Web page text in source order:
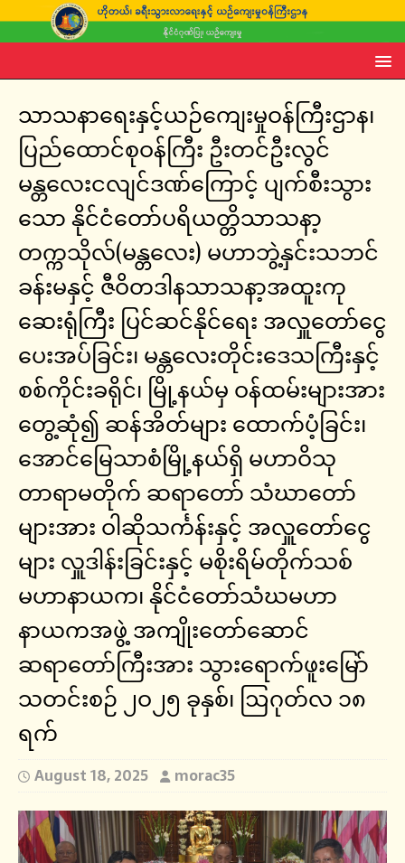
သာသနာရေးနှင့်ယဉ်ကျေးမှုဝန်ကြီးဌာန၊
ပြည်ထောင်စုဝန်ကြီး ဦးတင်ဦးလွင်
မန္တလေးငလျင်ဒဏ်ကြောင့် ပျက်စီးသွား
သော နိုင်ငံတော်ပရိယတ္တိသာသနာ့
တက္ကသိုလ်(မန္တလေး) မဟာဘွဲ့နှင်းသဘင်
ခန်းမနှင့် ဇီဝိတဒါနသာသနာ့အထူးကု
ဆေးရုံကြီး ပြင်ဆင်နိုင်ရေး အလှူတော်ငွေ
ပေးအပ်ခြင်း၊ မန္တလေးတိုင်းဒေသကြီးနှင့်
စစ်ကိုင်းခရိုင်၊ မြို့နယ်မှ ဝန်ထမ်းများအား
တွေ့ဆုံ၍ ဆန်အိတ်များ ထောက်ပံ့ခြင်း၊
အောင်မြေသာစံမြို့နယ်ရှိ မဟာဝိသု
တာရာမတိုက် ဆရာတော် သံဃာတော်
များအား ဝါဆိုသင်္ကန်းနှင့် အလှူတော်ငွေ
များ လှူဒါန်းခြင်းနှင့် မစိုးရိမ်တိုက်သစ်
မဟာနာယက၊ နိုင်ငံတော်သံဃမဟာ
နာယကအဖွဲ့ အကျိုးတော်ဆောင်
ဆရာတော်ကြီးအား သွားရောက်ဖူးမြော်
သတင်းစဉ် ၂ဝ၂၅ ခုနှစ်၊ ဩဂုတ်လ ၁၈
ရက်
August 18, 2025 morac35